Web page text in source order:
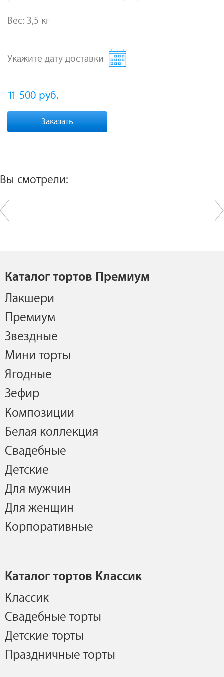
Вес: 3,5 кг
Укажите дату доставки
11 500 руб.
Заказать
Вы смотрели:
Каталог тортов Премиум
Лакшери
Премиум
Звездные
Мини торты
Ягодные
Зефир
Композиции
Белая коллекция
Свадебные
Детские
Для мужчин
Для женщин
Корпоративные
Каталог тортов Классик
Классик
Свадебные торты
Детские торты
Праздничные торты